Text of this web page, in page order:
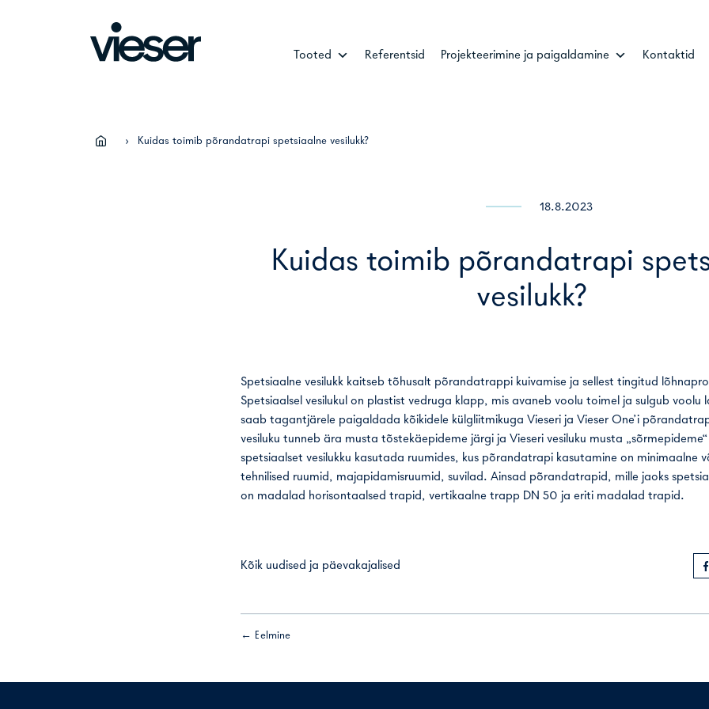
Tooted Referentsid Projekteerimine ja paigaldamine Kontaktid
› Kuidas toimib põrandatrapi spetsiaalne vesilukk?
18.8.2023
Kuidas toimib põrandatrapi
vesilukk?
Spetsiaalne vesilukk kaitseb tõhusalt põrandatrappi kuivamise ja sellest tingitud
Spetsiaalsel vesilukul on plastist vedruga klapp, mis avaneb voolu toimel ja sulgub voolu
saab tagantjärele paigaldada kõikidele külgliitmikuga Vieseri ja Vieser One’i
vesiluku tunneb ära musta tõstekäepideme järgi ja Vieseri vesiluku musta
spetsiaalset vesilukku kasutada ruumides, kus põrandatrapi kasutamine on minimaalne
tehnilised ruumid, majapidamisruumid, suvilad. Ainsad põrandatrapid, mille jaoks
on madalad horisontaalsed trapid, vertikaalne trapp DN 50 ja eriti madalad trapid.
Kõik uudised ja päevakajalised
← Eelmine